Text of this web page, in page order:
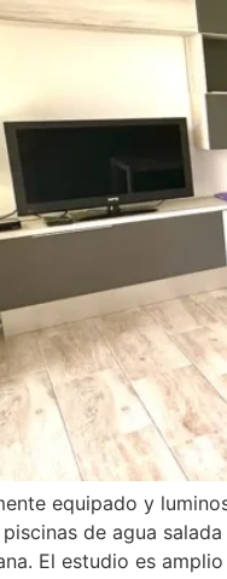
equipado y
de agua
El estudio es